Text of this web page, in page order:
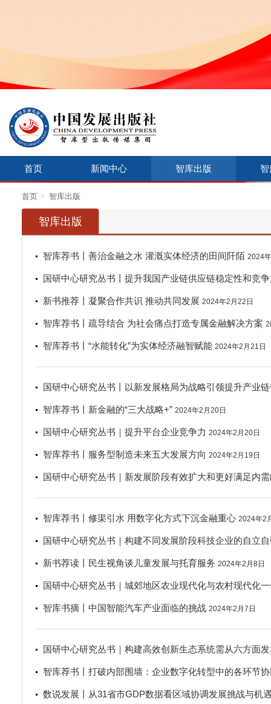
首页 新闻中心 智库出版
首页 > 智库出版
智库出版
智库荐书丨善治金融之水 灌溉实体经济的田间阡陌 2024
国研中心研究丛书丨提升我国产业链供应链稳定性和竞
新书推荐丨凝聚合作共识 推动共同发展 2024年2月22日
智库荐书丨疏导结合 为社会痛点打造专属金融解决方案
智库荐书丨“水能转化”为实体经济融智赋能 2024年2月21日
国研中心研究丛书丨以新发展格局为战略引领提升产业
智库荐书丨新金融的“三大战略+” 2024年2月20日
国研中心研究丛书｜提升平台企业竞争力 2024年2月20日
智库荐书丨服务型制造未来五大发展方向 2024年2月19日
国研中心研究丛书｜新发展阶段有效扩大和更好满足内
智库荐书丨修渠引水 用数字化方式下沉金融重心 2024年2
国研中心研究丛书｜构建不同发展阶段科技企业的自立
新书荐读丨民生视角谈儿童发展与托育服务 2024年2月8日
国研中心研究丛书｜城郊地区农业现代化与农村现代化
智库书摘丨中国智能汽车产业面临的挑战 2024年2月7日
国研中心研究丛书｜构建高效创新生态系统需从六方面
智库荐书丨打破内部围墙：企业数字化转型中的各环节
数说发展丨从31省市GDP数据看区域协调发展挑战与机